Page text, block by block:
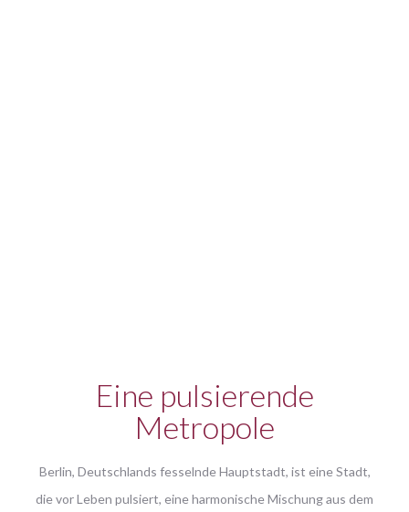
Eine pulsierende
Metropole
Berlin, Deutschlands fesselnde Hauptstadt, ist eine Stadt,
die vor Leben pulsiert, eine harmonische Mischung aus dem